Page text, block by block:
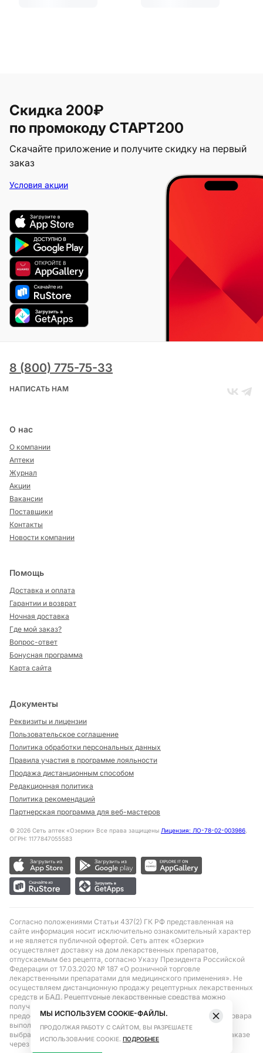
Скидка 200₽
по промокоду СТАРТ200
Скачайте приложение и получите скидку на первый
заказ
Условия акции
8 (800) 775-75-33
НАПИСАТЬ НАМ
О нас
О компании
Аптеки
Журнал
Акции
Вакансии
Поставщики
Контакты
Новости компании
Помощь
Доставка и оплата
Гарантии и возврат
Ночная доставка
Где мой заказ?
Вопрос-ответ
Бонусная программа
Карта сайта
Документы
Реквизиты и лицензии
Пользовательское соглашение
Политика обработки персональных данных
Правила участия в программе лояльности
Продажа дистанционным способом
Редакционная политика
Политика рекомендаций
Партнерская программа для веб-мастеров
© 2026 Сеть аптек «Озерки» Все права защищены Лицензия: ЛО-78-02-003986,
ОГРН: 1177847055583
Согласно положениями Статьи 437(2) ГК РФ представленная на
сайте информация носит исключительно ознакомительный характер
и не является публичной офертой. Сеть аптек «Озерки»
осуществляет доставку на дом лекарственных препаратов,
отпускаемым без рецепта, согласно Указу Президента Российской
Федерации от 17.03.2020 № 187 «О розничной торговле
лекарственными препаратами для медицинского применения». Не
осуществляем дистанционную продажу рецептурных лекарственных
средств и БАД. Рецептурные лекарственные средства можно
получить только при помощи самовывоза в аптеке при
предоставлении рецепта, выписанного врачом. Бронирование товара
выполняется при условиях последующего выкупа заказа в
выбранном аптечном пункте. Цена действительна только при заказе
через сайт.
МЫ ИСПОЛЬЗУЕМ COOKIE-ФАЙЛЫ.
ПРОДОЛЖАЯ РАБОТУ С САЙТОМ, ВЫ РАЗРЕШАЕТЕ
ИСПОЛЬЗОВАНИЕ COOKIE. ПОДРОБНЕЕ